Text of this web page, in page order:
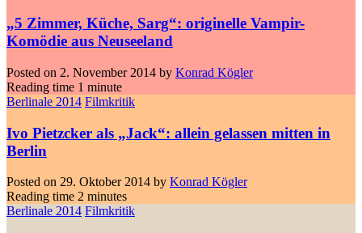
„5 Zimmer, Küche, Sarg“: originelle Vampir-
Komödie aus Neuseeland
Posted on 2. November 2014 by Konrad Kögler
Reading time 1 minute
Berlinale 2014 Filmkritik
Ivo Pietzcker als „Jack“: allein gelassen mitten in
Berlin
Posted on 29. Oktober 2014 by Konrad Kögler
Reading time 2 minutes
Berlinale 2014 Filmkritik